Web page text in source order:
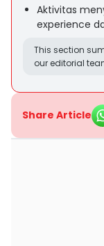
Aktivitas
experience
This section
our editorial
Share Article